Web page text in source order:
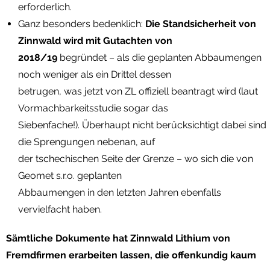
erforderlich.
Ganz besonders bedenklich: Die Standsicherheit von
Zinnwald wird mit Gutachten von
2018/19 begründet – als die geplanten Abbaumengen
noch weniger als ein Drittel dessen
betrugen, was jetzt von ZL offiziell beantragt wird (laut
Vormachbarkeitsstudie sogar das
Siebenfache!). Überhaupt nicht berücksichtigt dabei sind
die Sprengungen nebenan, auf
der tschechischen Seite der Grenze – wo sich die von
Geomet s.r.o. geplanten
Abbaumengen in den letzten Jahren ebenfalls
vervielfacht haben.
Sämtliche Dokumente hat Zinnwald Lithium von
Fremdfirmen erarbeiten lassen, die offenkundig kaum